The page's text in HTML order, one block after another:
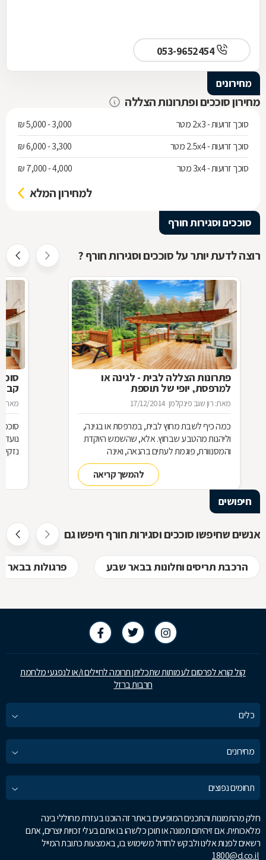
053-9652454
מחירונים
מחירון סוככים ופתרונות הצללה
סוכך זרועות - 2x3 מטר
3,000 - 5,000 ₪
סוכך זרועות - 2.5x4 מטר
3,300 - 6,000 ₪
סוכך זרועות - 3x4 מטר
4,000 - 7,000 ₪
למחירון המלא
סוככים וסגירות חורף
רוצה לדעת יותר על סוככים וסגירות חורף ?
פתרונות הצללה לבית - לגינה או
למרפסת, יופי של תוספת
מאת: רון שגב פינקלמן 17/12/2014
כמה כיף לשבת מחוץ לבית, במרפסת או בגינה,
וליהנות מהטבע שבחוץ. אלא, שהשמש היוקדת
והמסנוורת, פוגמת לעתים בהנאה, ואינה
מאפשרת להתמסר לתענוג. לשם כך בדיוק פותחו
סוגים שונים של פתרונות הצללה למרפסת, לגינה
או לבית, וכדי לדעת מהו הפתרון המתאים לכם
ביותר - מרקיזה, סוכך ואולי פרגולה ? מומלץ
להכיר את האפשרויות השונות, וללמוד על חומרי
לבחירתכם
להמשך קריאה
מאת:
חיפושים
אנשים שחיפשו סוככים וסגירות חורף חיפשו גם
הרכבת תריסים וחלונות בבאר שבע פרגולות בבאר
קול קורא לפרסום לעמותות שתכליתן תרומה לחיילים ו/או לנפגעי מלחמת
חרבות ברזל
כלים
מחירונים
תחומים נפוצים
חלק מהתמונות והתכנים המופיעים באתר זה הוכנו בעזרת מחוללי בינה
מלאכותית. אם זיהיתם תמונה או תוכן כלשהו בו אתם בעלי זכויות יוצרים, אתם
רשאים לפנות אלינו ולבקש לחדול משימוש בו, באמצעות כתובת המייל
1800@d.co.il